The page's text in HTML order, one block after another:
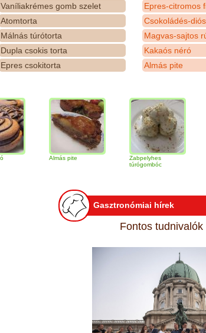
Vaníliakrémes gomb szelet
Atomtorta
Málnás túrótorta
Dupla csokis torta
Epres csokitorta
Epres-citromos
Csokoládés-
Magvas-sajtos
Kakaós néró
Almás pite
Zabpelyhes
túrógombóc
Gasztronómiai hírek
Fontos